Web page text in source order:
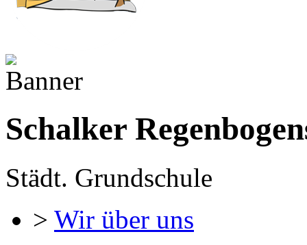
Schalker
Städt. Grundschule
> Wir über uns